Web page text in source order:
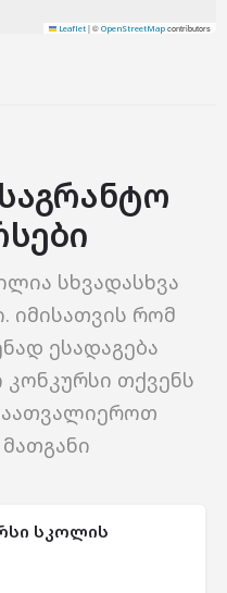
Leaflet |© OpenStreetMap contributors
სხვადასხვა
იმისათვის რომ
ესადაგება
თქვენს
სკოლის